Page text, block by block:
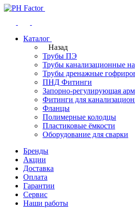
Каталог
Назад
Трубы ПЭ
Трубы канализационные
Трубы дренажные
ПНД Фитинги
Запорно-регулирующая
Фитинги для
Фланцы
Полимерные колодцы
Пластиковые ёмкости
Оборудование для сварки
Бренды
Акции
Доставка
Оплата
Гарантии
Сервис
Наши работы